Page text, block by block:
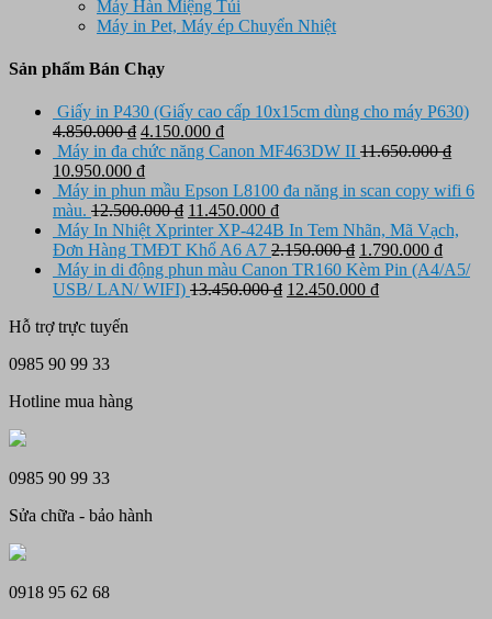
Máy Hàn Miệng Túi
Máy in Pet, Máy ép Chuyển Nhiệt
Sản phẩm Bán Chạy
Giấy in P430 (Giấy cao cấp 10x15cm dùng cho máy P630)
4.850.000₫ Giá
gốc
là:
4.850.000 ₫.
4.150.000 ₫Giá
hiện
là:
4.150.000 ₫.
Máy in đa chức năng Canon MF463DW II 11.650.000₫
Giá
gốc
là:
11.650.000 ₫.
10.950.000 ₫Giá
hiện
tại
là:
10.950.000 ₫.
Máy in phun mầu Epson L8100 đa năng in scan copy wifi 6
màu. 12.500.000₫ Giá
gốc
là:
12.500.000 ₫.
11.450.000 ₫Giá
hiện
tại
là:
11.450.000 ₫.
Máy In Nhiệt Xprinter XP-424B In Tem Nhãn, Mã Vạch,
Đơn Hàng TMĐT Khổ A6 A7 2.150.000₫ Giá
gốc
là:
1.790.000 ₫Giá
hiện
Máy in di động phun màu Canon TR160 Kèm Pin (A4/A5/
USB/ LAN/ WIFI) 13.450.000₫ Giá
12.450.000 ₫Giá
Hỗ trợ trực tuyến
0985 90 99 33
Hotline mua hàng
0985 90 99 33
Sửa chữa - bảo hành
0918 95 62 68